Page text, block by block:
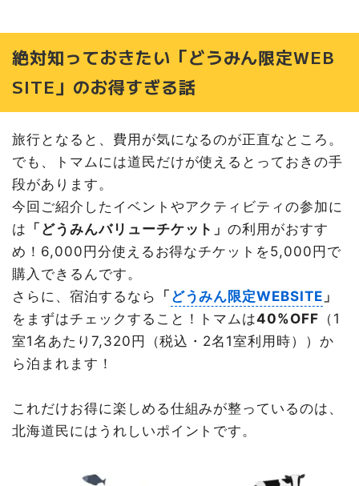
絶対知っておきたい「どうみん限定WEB
SITE」のお得すぎる話
旅行となると、費用が気になるのが正直なところ。
でも、トマムには道民だけが使えるとっておきの手
段があります。
今回ご紹介したイベントやアクティビティの参加に
は 「どうみんバリューチケット」の利用がおすす
め！6,000円分使えるお得なチケットを5,000円で
購入できるんです。
さらに、宿泊するなら
「 どうみん限定WEBSITE 」
をまずはチェックすること！トマムは40%OFF （1
室1名あたり7,320円（税込・2名1室利用時））か
ら泊まれます！
これだけお得に楽しめる仕組みが整っているのは、
北海道民にはうれしいポイントです。